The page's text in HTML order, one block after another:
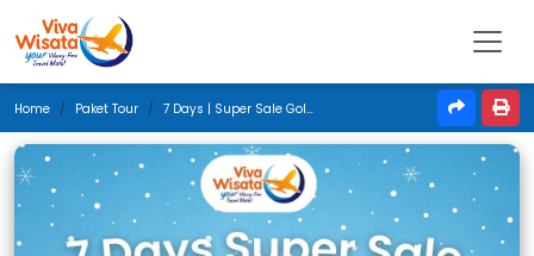
Home Paket Tour 7 Days | Super Sale Golden Route In Japan | Januari 2025 | Jakarta